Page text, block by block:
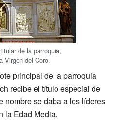
de la parroquia,
Virgen del Coro.
principal de la parroquia
recibe el título especial de
nombre se daba a los líderes
la Edad Media.